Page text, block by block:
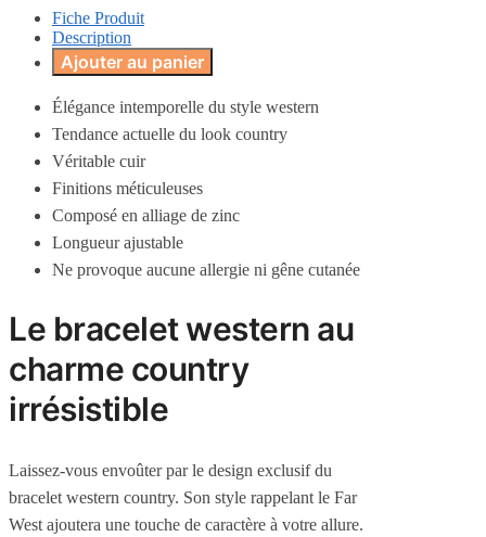
Fiche Produit
Description
Ajouter au panier
Élégance intemporelle du style western
Tendance actuelle du look country
Véritable cuir
Finitions méticuleuses
Composé en alliage de zinc
Longueur ajustable
Ne provoque aucune allergie ni gêne cutanée
Le bracelet western au
charme country
irrésistible
Laissez-vous envoûter par le design exclusif du
bracelet western country. Son style rappelant le Far
West ajoutera une touche de caractère à votre allure.